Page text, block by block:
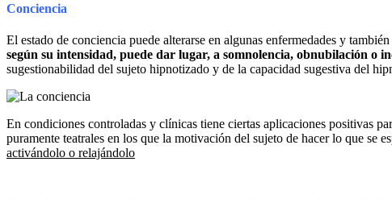
Conciencia
El estado de conciencia puede alterarse en algunas enfermedades y
según su intensidad, puede dar lugar, a somnolencia, obnubilación o
sugestionabilidad del sujeto hipnotizado y de la capacidad sugestiva del
En condiciones controladas y clínicas tiene ciertas aplicaciones positivas
puramente teatrales en los que la motivación del sujeto de hacer lo que se
activándolo o relajándolo